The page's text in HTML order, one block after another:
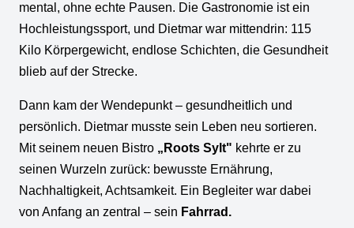
mental, ohne echte Pausen. Die Gastronomie ist ein
Hochleistungssport, und Dietmar war mittendrin: 115
Kilo Körpergewicht, endlose Schichten, die Gesundheit
blieb auf der Strecke.
Dann kam der Wendepunkt – gesundheitlich und
persönlich. Dietmar musste sein Leben neu sortieren.
Mit seinem neuen Bistro „Roots Sylt" kehrte er zu
seinen Wurzeln zurück: bewusste Ernährung,
Nachhaltigkeit, Achtsamkeit. Ein Begleiter war dabei
von Anfang an zentral – sein Fahrrad.